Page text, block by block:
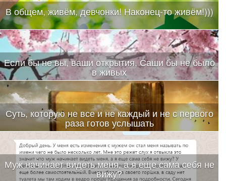
В общем, живём, девчонки! Наконец-то живём!)))
Если бы не вы, ваши открытия, Саши бы не было
в живых
Суть, которую не все и не каждый и не с первого
раза готов услышать
Муж начинает видеть меня, а я еще сама себя не
вижу?